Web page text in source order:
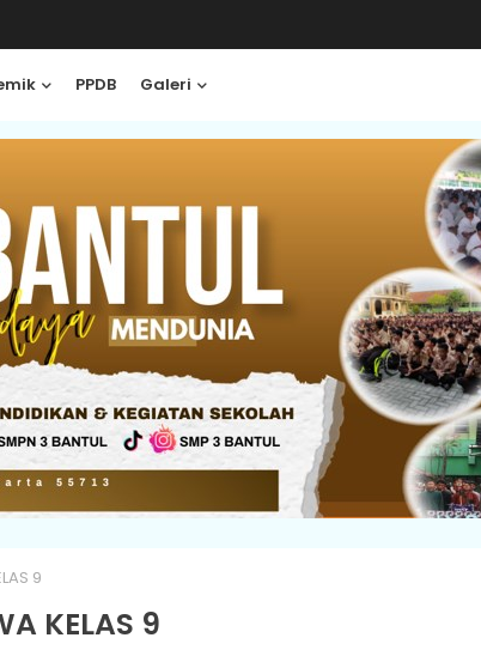
PPDB Galeri
9
KELAS 9